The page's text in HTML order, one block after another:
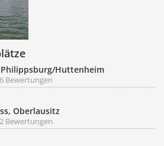
Philippsburg/Huttenheim
6 Bewertungen
Oberlausitz
2 Bewertungen